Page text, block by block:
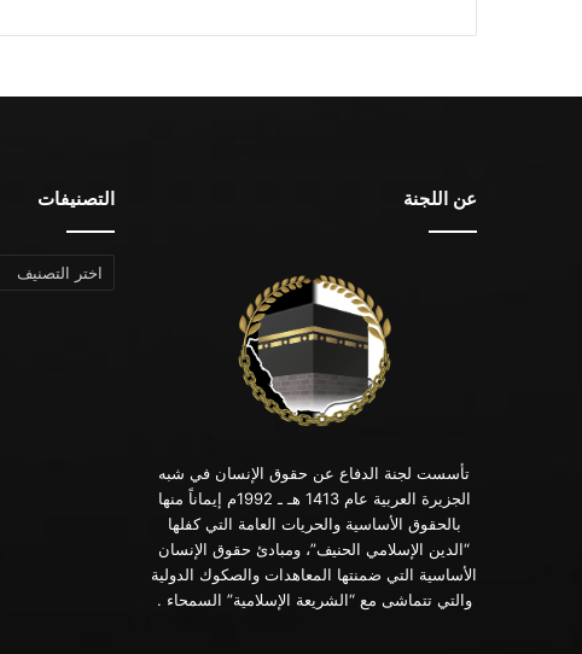
عن اللجنة
تأسست لجنة الدفاع عن حقوق الإنسان في شبه
الجزيرة العربية عام 1413 هـ ـ 1992م إيماناً منها
بالحقوق الأساسية والحريات العامة التي كفلها
“الدين الإسلامي الحنيف”، ومبادئ حقوق الإنسان
الأساسية التي ضمنتها المعاهدات والصكوك الدولية
والتي تتماشى مع “الشريعة الإسلامية” السمحاء .
التصنيفات
التصنيفات